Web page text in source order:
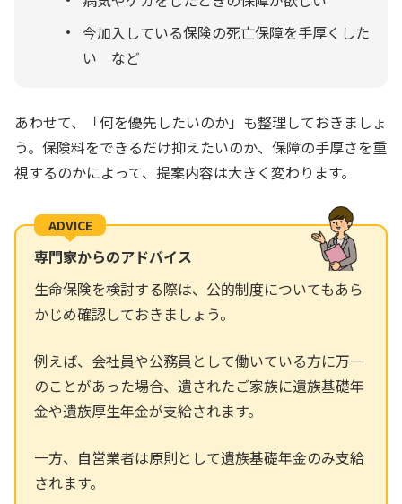
今加入している保険の死亡保障を手厚くした
い など
あわせて、「何を優先したいのか」も整理しておきましょ
う。保険料をできるだけ抑えたいのか、保障の手厚さを重
視するのかによって、提案内容は大きく変わります。
ADVICE
専門家からのアドバイス
生命保険を検討する際は、公的制度についてもあら
かじめ確認しておきましょう。
例えば、会社員や公務員として働いている方に万一
のことがあった場合、遺されたご家族に遺族基礎年
金や遺族厚生年金が支給されます。
一方、自営業者は原則として遺族基礎年金のみ支給
されます。